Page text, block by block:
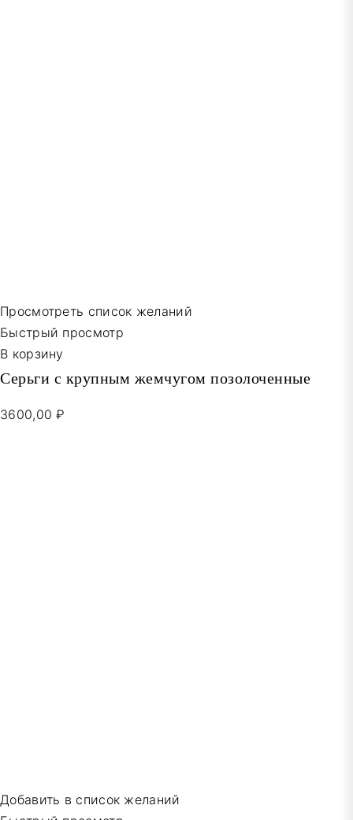
Просмотреть список желаний
Быстрый просмотр
В корзину
Серьги с крупным жемчугом позолоченные
3600,00 ₽
Добавить в список желаний